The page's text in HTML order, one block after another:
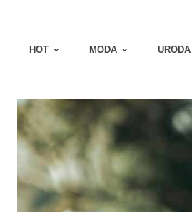
HOT MODA URODA